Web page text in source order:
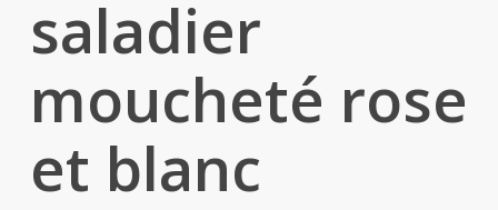
saladier
moucheté rose
et blanc